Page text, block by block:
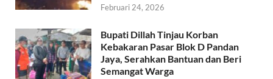
Februari 24, 2026
Bupati Dillah Tinjau Korban
Kebakaran Pasar Blok D Pandan
Jaya, Serahkan Bantuan dan Beri
Semangat Warga